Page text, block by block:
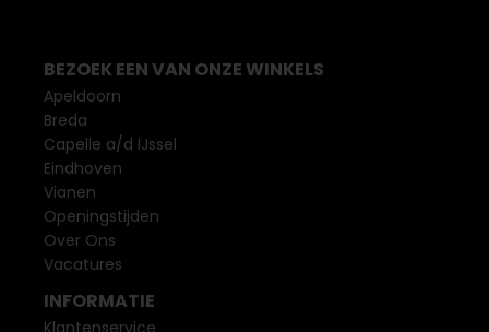
BEZOEK EEN VAN ONZE WINKELS
Apeldoorn
Breda
Capelle a/d IJssel
Eindhoven
Vianen
Openingstijden
Over Ons
Vacatures
INFORMATIE
Klantenservice